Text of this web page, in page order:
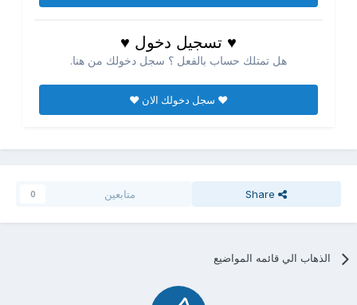
♥ تسجيل دخول ♥
هل تمتلك حساب بالفعل ؟ سجل دخولك من هنا.
♥ سجل دخولك الان ♥
Share متابعين 0
الذهاب الي قائمه المواضيع